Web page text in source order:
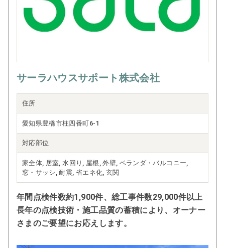
サーラハウスサポート株式会社
住所
愛知県豊橋市柱四番町6-1
対応部位
家全体, 居室, 水回り, 屋根, 外壁, ベランダ・バルコニー,
窓・サッシ, 耐震, 省エネ化, 玄関
年間点検件数約1,900件、総工事件数29,000件以上
長年の点検技術・施工品質の蓄積により、オーナー
さまのご要望にお応えします。